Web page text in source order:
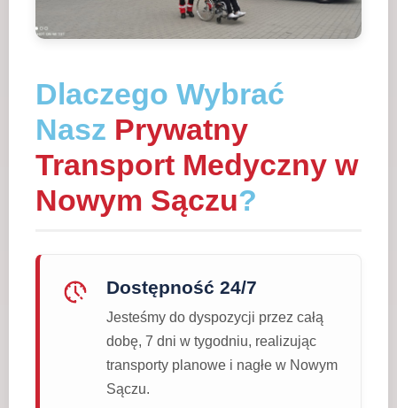
Dlaczego Wybrać
Nasz Prywatny
Transport Medyczny w
Nowym Sączu?
Dostępność 24/7
Jesteśmy do dyspozycji przez całą
dobę, 7 dni w tygodniu, realizując
transporty planowe i nagłe w Nowym
Sączu.